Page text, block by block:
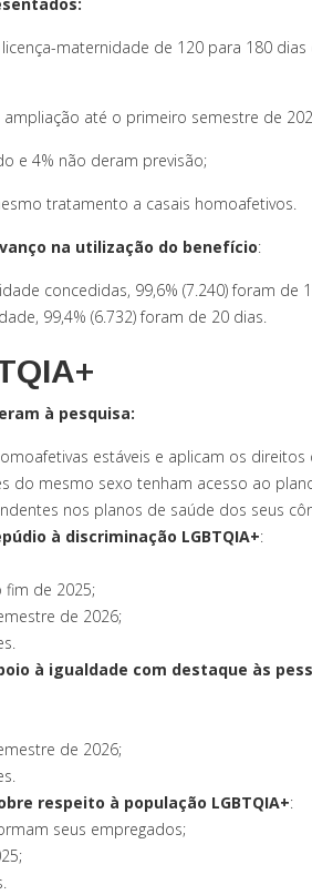
maternidade de 120 para 180
até o primeiro semestre de
e 4% não deram previsão;
tratamento a casais homoafetivos.
na utilização do benefício:
concedidas, 99,6% (7.240) foram de
99,4% (6.732) foram de 20 dias.
à pesquisa:
estáveis e aplicam os direitos
do mesmo sexo tenham acesso ao
nos planos de saúde dos seus
à discriminação LGBTQIA+:
fim de 2025;
de 2026;
à igualdade com destaque às
de 2026;
respeito à população LGBTQIA+:
seus empregados;